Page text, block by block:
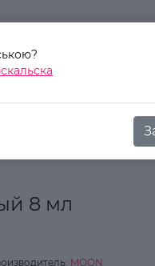
база Moon Full ENVY
8 мл
MOON